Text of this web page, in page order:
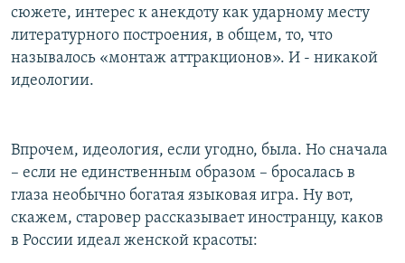
сюжете, интерес к анекдоту как ударному месту
литературного построения, в общем, то, что
называлось «монтаж аттракционов». И - никакой
идеологии.
Впрочем, идеология, если угодно, была. Но сначала
– если не единственным образом – бросалась в
глаза необычно богатая языковая игра. Ну вот,
скажем, старовер рассказывает иностранцу, каков
в России идеал женской красоты: